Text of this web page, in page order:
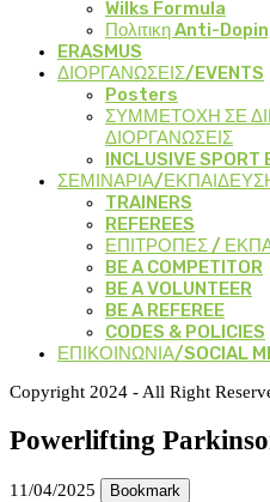
Wilks Formula
Πολιτικη Anti-
ERASMUS
ΔΙΟΡΓΑΝΩΣΕΙΣ/EVENTS
Posters
ΣΥΜΜΕΤΟΧΗ ΣΕ
ΔΙΟΡΓΑΝΩΣΕΙΣ
INCLUSIVE SPORT
ΣΕΜΙΝΑΡΙΑ/
TRAINERS
REFEREES
ΕΠΙΤΡΟΠΕΣ /
BE A COMPETITOR
BE A VOLUNTEER
BE A REFEREE
CODES & POLICIES
ΕΠΙΚΟΙΝΩΝΙΑ/SOCIAL
Copyright 2024 - All Right
Powerlifting
11/04/2025 Bookmark